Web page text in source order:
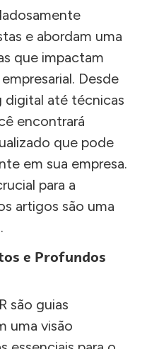
e abordam uma
que impactam
Desde
digital até técnicas
encontrará
que pode
em sua empresa.
para a
artigos são uma
e Profundos
são guias
uma visão